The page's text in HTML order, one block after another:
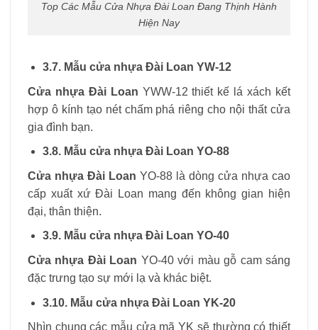
Top Các Mẫu Cửa Nhựa Đài Loan Đang Thịnh Hành
Hiện Nay
3.7. Mẫu cửa nhựa Đài Loan YW-12
Cửa nhựa Đài Loan YWW-12 thiết kế lá xách kết
hợp ô kính tạo nét chấm phá riêng cho nội thất cửa
gia đình bạn.
3.8. Mẫu cửa nhựa Đài Loan YO-88
Cửa nhựa Đài Loan YO-88 là dòng cửa nhựa cao
cấp xuất xứ Đài Loan mang đến không gian hiện
đại, thân thiện.
3.9. Mẫu cửa nhựa Đài Loan YO-40
Cửa nhựa Đài Loan YO-40 với màu gỗ cam sáng
đặc trưng tạo sự mới lạ và khác biệt.
3.10. Mẫu cửa nhựa Đài Loan YK-20
Nhìn chung các mẫu cửa mã YK sẽ thường có thiết